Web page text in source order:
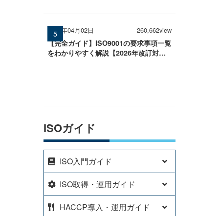
2026年04月02日 260,662view
【完全ガイド】ISO9001の要求事項一覧
をわかりやすく解説【2026年改訂対
ISOガイド
ISO入門ガイド
ISO取得・運用ガイド
HACCP導入・運用ガイド